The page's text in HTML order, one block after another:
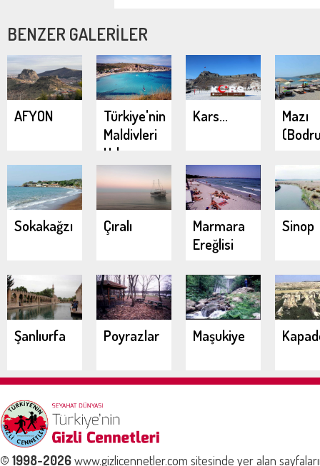
BENZER GALERİLER
AFYON
Türkiye'nin
Maldivleri
Urla
Demircili
Koyları
Kars...
Mazı
Sokakağzı Çıralı
Marmara
Ereğlisi
Sinop
Şanlıurfa Poyrazlar Maşukiye
© 1998-2026www.gizlicennetler.com sitesinde yer alan